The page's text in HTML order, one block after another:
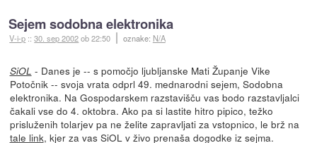
Sejem sodobna elektronika
V-i-p ::30. sep 2002ob 22:50 oznake: N/A
SiOL - Danes je -- s pomočjo ljubljanske Mati Županje Vike
Potočnik -- svoja vrata odprl 49. mednarodni sejem, Sodobna
elektronika. Na Gospodarskem razstavišču vas bodo razstavljalci
čakali vse do 4. oktobra. Ako pa si lastite hitro pipico, težko
prisluženih tolarjev pa ne želite zapravljati za vstopnico, le brž na
tale link, kjer za vas SiOL v živo prenaša dogodke iz sejma.